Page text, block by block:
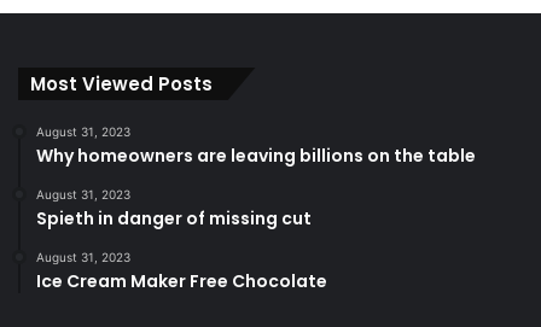
Most Viewed Posts
August 31, 2023
Why homeowners are leaving billions on the table
August 31, 2023
Spieth in danger of missing cut
August 31, 2023
Ice Cream Maker Free Chocolate